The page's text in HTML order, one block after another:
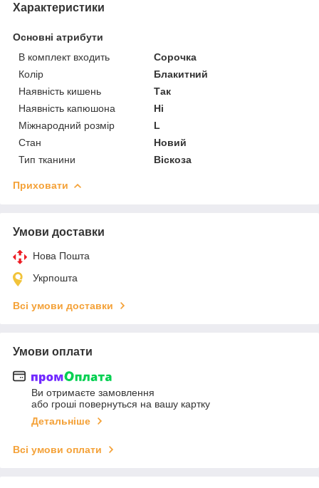
Характеристики
Основні атрибути
В комплект входить
Сорочка
Колір
Блакитний
Наявність кишень
Так
Наявність капюшона
Ні
Міжнародний розмір
L
Стан
Новий
Тип тканини
Віскоза
Приховати
Умови доставки
Нова Пошта
Укрпошта
Всі умови доставки
Умови оплати
Ви отримаєте замовлення
або гроші повернуться на вашу картку
Детальніше
Всі умови оплати